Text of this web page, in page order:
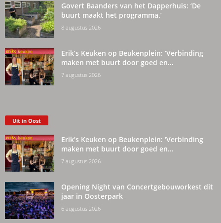
Govert Baanders van het Dapperhuis: ‘De
buurt maakt het programma.’
8 augustus 2026
Erik’s Keuken op Beukenplein: ‘Verbinding
maken met buurt door goed en...
7 augustus 2026
Uit in Oost
Erik’s Keuken op Beukenplein: ‘Verbinding
maken met buurt door goed en...
7 augustus 2026
Opening Night van Concertgebouworkest dit
jaar in Oosterpark
6 augustus 2026